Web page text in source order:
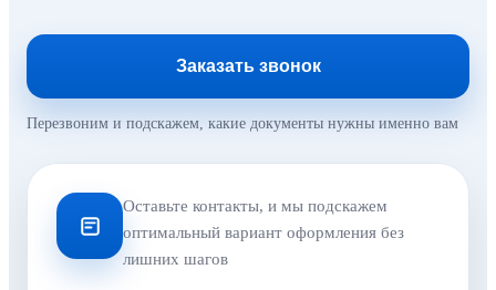
Заказать звонок
Перезвоним и подскажем, какие документы нужны именно вам
Оставьте контакты, и мы подскажем
оптимальный вариант оформления без
лишних шагов